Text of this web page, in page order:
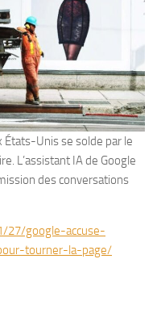
États-Unis se solde par le
L’assistant IA de Google
des conversations
27/google-accuse-
tourner-la-page/